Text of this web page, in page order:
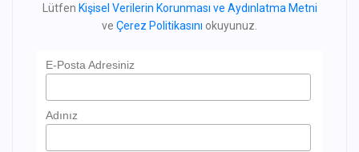
Lütfen Kişisel Verilerin Korunması ve Aydınlatma Metni
ve Çerez Politikasını okuyunuz.
E-Posta Adresiniz
Adınız